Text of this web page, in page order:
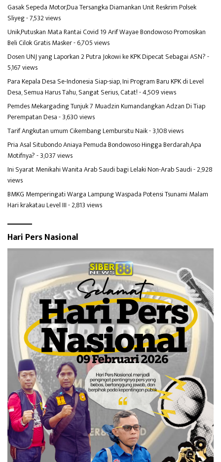
Gasak Sepeda Motor,Dua Tersangka Diamankan Unit Reskrim Polsek
Sliyeg- 7,532 views
Unik,Putuskan Mata Rantai Covid 19 Arif Wayae Bondowoso Promosikan
Beli Cilok Gratis Masker- 6,705 views
Dosen UNJ yang Laporkan 2 Putra Jokowi ke KPK Dipecat Sebagai ASN?-
5,167 views
Para Kepala Desa Se-Indonesia Siap-siap, Ini Program Baru KPK di Level
Desa, Semua Harus Tahu, Sangat Serius, Catat!- 4,509 views
Pemdes Mekargading Tunjuk 7 Muadzin Kumandangkan Adzan Di Tiap
Perempatan Desa- 3,630 views
Tarif Angkutan umum Cikembang Lembursitu Naik- 3,108 views
Pria Asal Situbondo Aniaya Pemuda Bondowoso Hingga Berdarah,Apa
Motifnya?- 3,037 views
Ini Syarat Menikahi Wanita Arab Saudi bagi Lelaki Non-Arab Saudi- 2,928
views
BMKG Memperingati Warga Lampung Waspada Potensi Tsunami Malam
Hari krakatau Level III- 2,813 views
Hari Pers Nasional